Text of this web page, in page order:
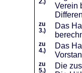
2.)
Verein
zu
3.)
Das
zu
4.)
Das
zu
5.)
Die